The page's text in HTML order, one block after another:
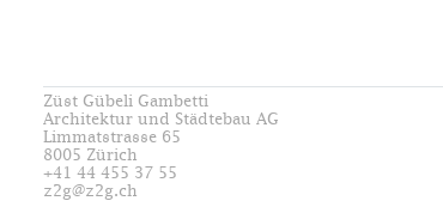
Züst Gübeli Gambetti
Architektur und Städtebau AG
Limmatstrasse 65
8005 Zürich
+41 44 455 37 55
z2g@z2g.ch